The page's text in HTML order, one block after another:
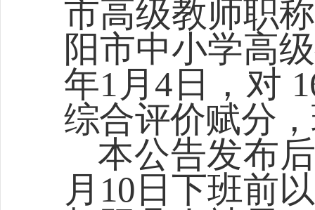
市高级教师职
阳市中小学高
年1月4日，对
综合评价赋分
本公告发布
月10日下班前